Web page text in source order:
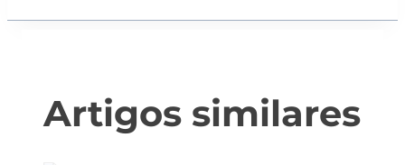
Artigos similares